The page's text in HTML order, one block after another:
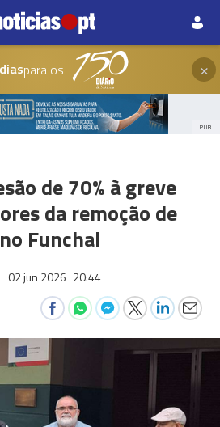
para os ×
PUB
de 70% à greve
da remoção de
Funchal
02 jun 2026 20:44